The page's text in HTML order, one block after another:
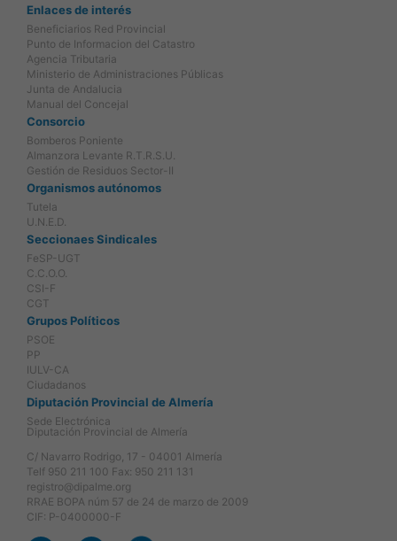
Enlaces de interés
Beneficiarios Red Provincial
Punto de Informacion del Catastro
Agencia Tributaria
Ministerio de Administraciones Públicas
Junta de Andalucia
Manual del Concejal
Consorcio
Bomberos Poniente
Almanzora Levante R.T.R.S.U.
Gestión de Residuos Sector-II
Organismos autónomos
Tutela
U.N.E.D.
Seccionaes Sindicales
FeSP-UGT
C.C.O.O.
CSI-F
CGT
Grupos Políticos
PSOE
PP
IULV-CA
Ciudadanos
Diputación Provincial de Almería
Sede Electrónica
Diputación Provincial de Almería
C/ Navarro Rodrigo, 17 - 04001 Almería
Telf 950 211 100 Fax: 950 211 131
registro@dipalme.org
RRAE BOPA núm 57 de 24 de marzo de 2009
CIF: P-0400000-F